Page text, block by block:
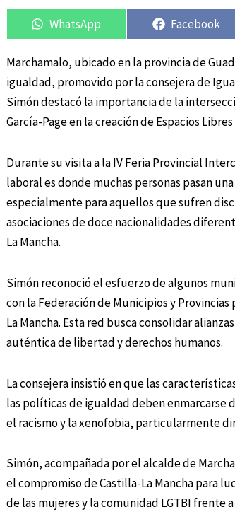
en
WhatsApp
en
Facebook
Marchamalo, ubicado en la provincia de
igualdad, promovido por la consejera de
Simón destacó la importancia de la
García-Page en la creación de Espacios
Durante su visita a la IV Feria Provincial
laboral es donde muchas personas pasan
especialmente para aquellos que sufren
asociaciones de doce nacionalidades
La Mancha.
Simón reconoció el esfuerzo de algunos
con la Federación de Municipios y
La Mancha. Esta red busca consolidar
auténtica de libertad y derechos humanos.
La consejera insistió en que las
las políticas de igualdad deben
el racismo y la xenofobia, particularmente
Simón, acompañada por el alcalde de
el compromiso de Castilla-La Mancha para
de las mujeres y la comunidad LGTBI frente
en en